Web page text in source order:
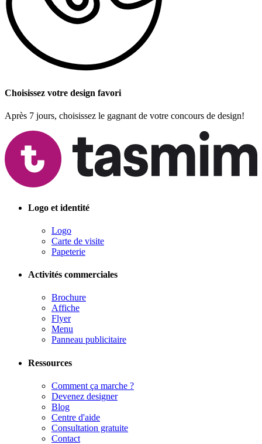
Choisissez votre design favori
Après 7 jours, choisissez le gagnant de votre concours de design!
Logo et identité
Logo
Carte de visite
Papeterie
Activités commerciales
Brochure
Affiche
Flyer
Menu
Panneau publicitaire
Ressources
Comment ça marche ?
Devenez designer
Blog
Centre d'aide
Consultation gratuite
Contact